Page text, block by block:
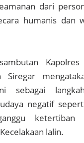
dari
humanis dan
Kapolres
Siregar
sebagai
negatif
ketertiban
lalin.